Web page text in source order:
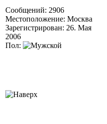
Сообщений: 2906
Местоположение: Москва
Зарегистрирован: 26. Мая
2006
Пол: